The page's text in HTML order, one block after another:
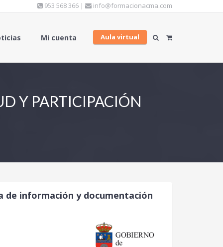
953 568 366 | info@formacionacma.com
Mi cuenta Aula virtual
Y PARTICIPACIÓN
de información y documentación